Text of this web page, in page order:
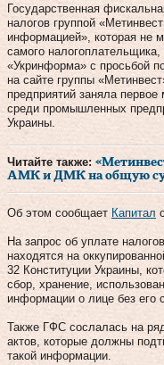
Государственная
налогов группой
информацией», которая не
самого налогоплательщика,
«Укринформа» с просьбой
на сайте группы
предприятий заняла
среди промышленных
Украины.
Читайте также:
АМК и ДМК на общую
Об этом сообщает Капитал
На запрос об уплате
находятся на
32 Конституции Украины,
сбор, хранение,
информации о лице без его
Также ГФС сослалась на
актов, которые должны
такой информации.